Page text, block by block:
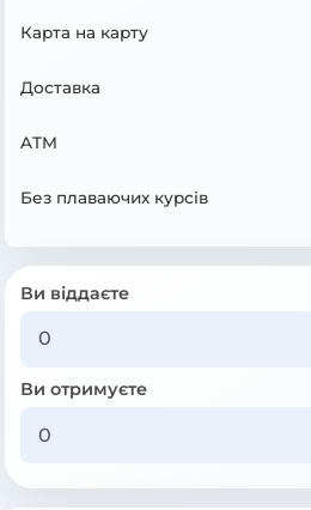
Карта на карту
Доставка
ATM
Без плаваючих курсів
Ви віддаєте
Ви отримуєте